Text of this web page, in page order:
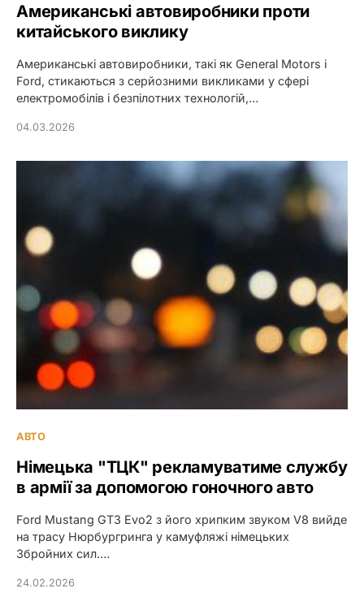
Американські автовиробники проти
китайського виклику
Американські автовиробники, такі як General Motors і
Ford, стикаються з серйозними викликами у сфері
електромобілів і безпілотних технологій,…
04.03.2026
АВТО
Німецька "ТЦК" рекламуватиме службу
в армії за допомогою гоночного авто
Ford Mustang GT3 Evo2 з його хрипким звуком V8 вийде
на трасу Нюрбургринга у камуфляжі німецьких
Збройних сил.…
24.02.2026